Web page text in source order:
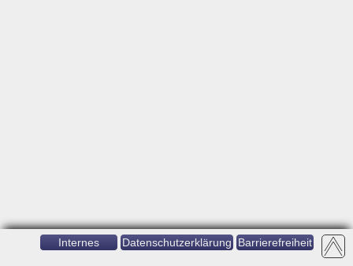
Internes Datenschutzerklärung Barrierefreiheit